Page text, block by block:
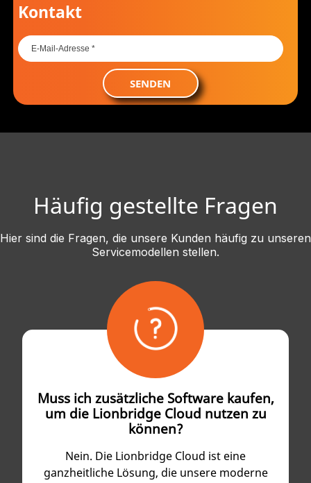
Kontakt
SENDEN
Häufig gestellte Fragen
Hier sind die Fragen, die unsere Kunden häufig zu unseren
Servicemodellen stellen.
Muss ich zusätzliche Software kaufen,
um die Lionbridge Cloud nutzen zu
können?
Nein. Die Lionbridge Cloud ist eine
ganzheitliche Lösung, die unsere moderne